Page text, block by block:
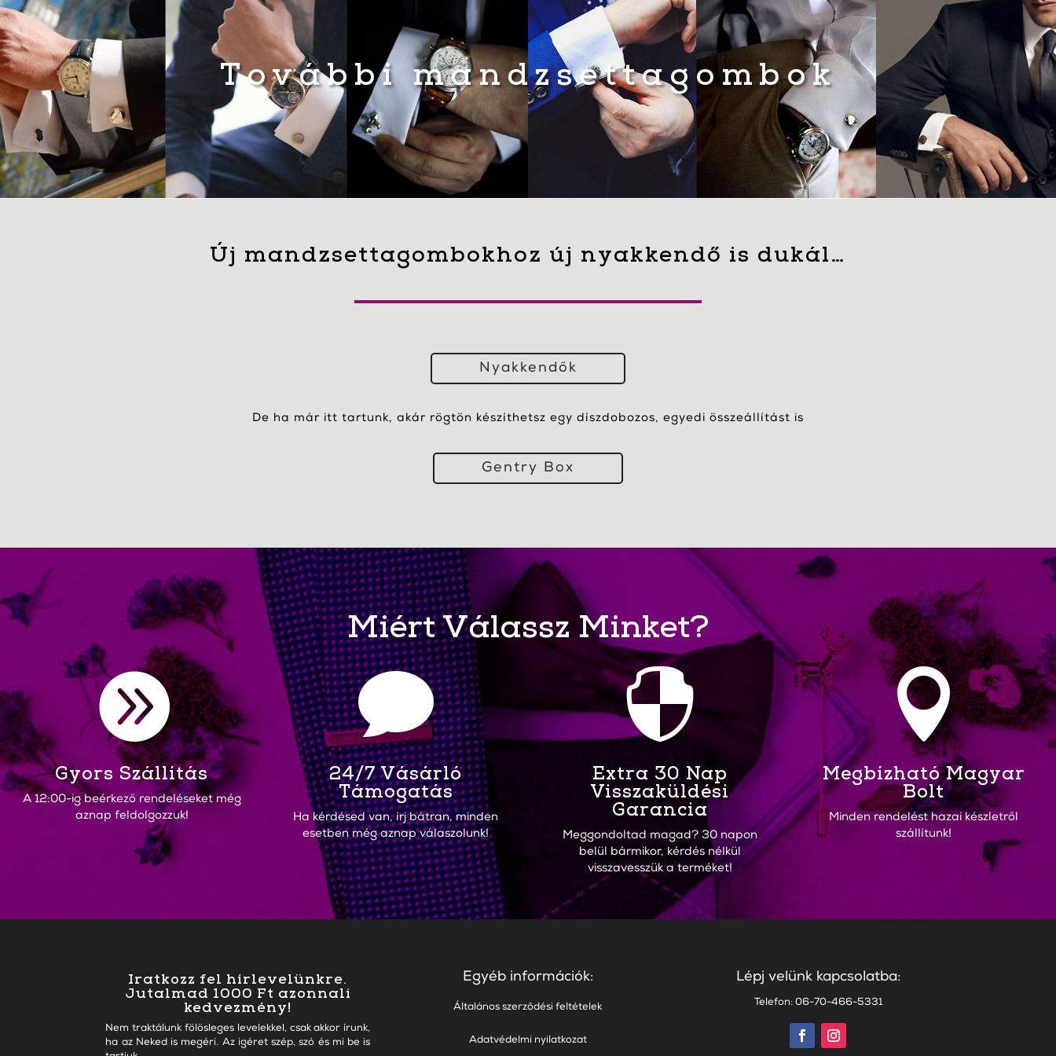
További mandzsettagombok
Új mandzsettagombokhoz új nyakkendő is dukál…
Nyakkendők
De ha már itt tartunk, akár rögtön készíthetsz egy díszdobozos, egyedi összeállítást is
Gentry Box
Miért Válassz Minket?

Gyors Szállítás
A 12:00-ig beérkező rendeléseket még
aznap feldolgozzuk!

24/7 Vásárló
Támogatás
Ha kérdésed van, írj bátran, minden
esetben még aznap válaszolunk!

Extra 30 Nap
Visszaküldési
Garancia
Meggondoltad magad? 30 napon
belül bármikor, kérdés nélkül
visszavesszük a terméket!

Megbízható Magyar
Bolt
Minden rendelést hazai készletről
szállítunk!
Iratkozz fel hírlevelünkre.
Jutalmad 1000 Ft azonnali
kedvezmény!
Nem traktálunk fölösleges levelekkel, csak akkor írunk,
ha az Neked is megéri. Az igéret szép, szó és mi be is
Egyéb információk:
Általános szerződési feltételek
Adatvédelmi nyilatkozat
Lépj velünk kapcsolatba:
Telefon: 06-70-466-5331